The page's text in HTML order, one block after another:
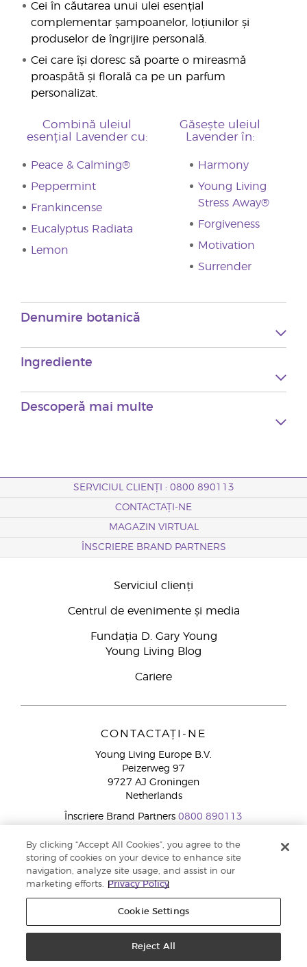
Cei în căutarea unui ulei esențial
complementar șampoanelor, loțiunilor și
produselor de îngrijire personală.
Cei care își doresc să poarte o mireasmă
proaspătă și florală ca pe un parfum
personalizat.
Combină uleiul
esențial Lavender cu:
Peace & Calming®
Peppermint
Frankincense
Eucalyptus Radiata
Lemon
Găsește uleiul
Lavender în:
Harmony
Young Living
Stress Away®
Forgiveness
Motivation
Surrender
Denumire botanică
Ingrediente
Descoperă mai multe
SERVICIUL CLIENȚI : 0800 890113
CONTACTAȚI-NE
MAGAZIN VIRTUAL
ÎNSCRIERE BRAND PARTNERS
Serviciul clienți
Centrul de evenimente și media
Fundația D. Gary Young
Young Living Blog
Cariere
CONTACTAȚI-NE
Young Living Europe B.V.
Peizerweg 97
9727 AJ Groningen
Netherlands
Înscriere Brand Partners 0800 890113
Drepturi de autor © 2021 Young Living Essential Oils. Toate drepturile
rezervate. |Politica de confidențialitate
script type="application/ld+json"> { "@context": "http://schema.org", "@type": "Product", "url":
"https://www.youngliving.com/ro_RO/products/ulei-esential-de-lavanda", "name": "Lavandă (Lavender)",
"description": "Unul dintre cele mai populare produse de la Young Living, și un ulei esențial care a fost
By clicking “Accept All Cookies”, you agree to the
storing of cookies on your device to enhance site
navigation, analyze site usage, and assist in our
marketing efforts.
Privacy Policy
Cookie Settings
Reject All